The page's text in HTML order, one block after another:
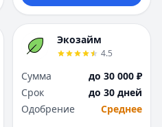
Экозайм
4.5
Сумма
до 30 000 ₽
Срок
до 30 дней
Одобрение
Среднее